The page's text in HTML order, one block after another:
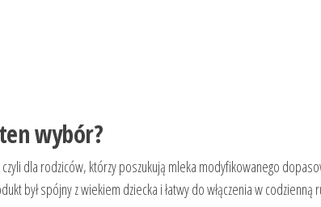
wybór?
czyli dla rodziców, którzy poszukują mleka modyfikowanego
był spójny z wiekiem dziecka i łatwy do włączenia w codzienną